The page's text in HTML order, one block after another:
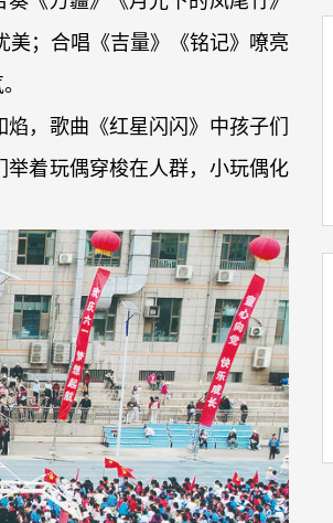
；合唱《吉量》《铭记》嘹亮
，歌曲《红星闪闪》中孩子们
着玩偶穿梭在人群，小玩偶化